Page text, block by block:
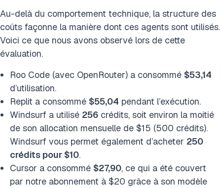
Au-delà du comportement technique, la structure des
coûts façonne la manière dont ces agents sont utilisés.
Voici ce que nous avons observé lors de cette
évaluation.
Roo Code (avec OpenRouter) a consommé $53,14
d’utilisation.
Replit a consommé $55,04 pendant l’exécution.
Windsurf a utilisé 256 crédits, soit environ la moitié
de son allocation mensuelle de $15 (500 crédits).
Windsurf vous permet également d’acheter 250
crédits pour $10.
Cursor a consommé $27,90, ce qui a été couvert
par notre abonnement à $20 grâce à son modèle